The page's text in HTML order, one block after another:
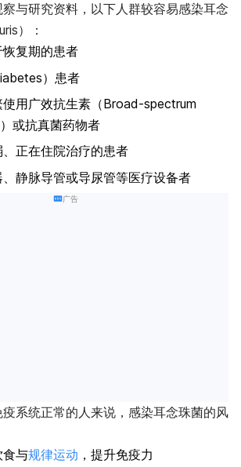
与研究资料，以下人群较容易感染耳念
）：
复期的患者
）患者
使用广效抗生素（Broad-spectrum
或抗真菌药物者
、正在住院治疗的患者
静脉导管或导尿管等医疗设备者
广告
系统正常的人来说，感染耳念珠菌的风
食与规律运动 ，提升免疫力